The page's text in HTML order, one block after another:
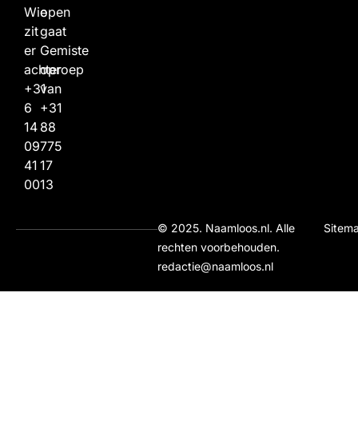
Wie
zit
er
achter
+31
6
14
09
41
00
open
gaat
Gemiste
oproep
van
+31
88
775
17
13
© 2025. Naamloos.nl. Alle
rechten voorbehouden.
redactie@naamloos.nl